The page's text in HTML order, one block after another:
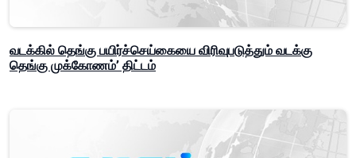
வடக்கில் தெங்கு பயிர்ச்செய்கையை விரிவுபடுத்தும் வடக்கு
தெங்கு முக்கோணம்’ திட்டம்